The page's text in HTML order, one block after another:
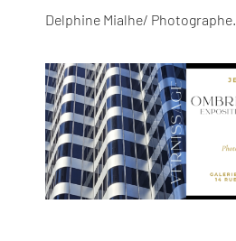
Delphine Mialhe/ Photographe.